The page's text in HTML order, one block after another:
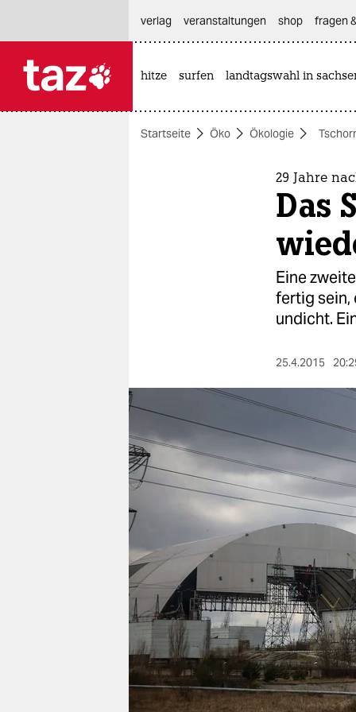
themen
nord
wahrheit
verlag
veranstaltungen
shop
fragen & hilfe
unterstützen
abo
genossenschaft
verlag
veranstaltungen shop fragen
hitze surfen landtagswahl in
Startseite Öko Ökologie
29 Jahre
Das
Eine
fertig sein,
undicht.
25.4.2015